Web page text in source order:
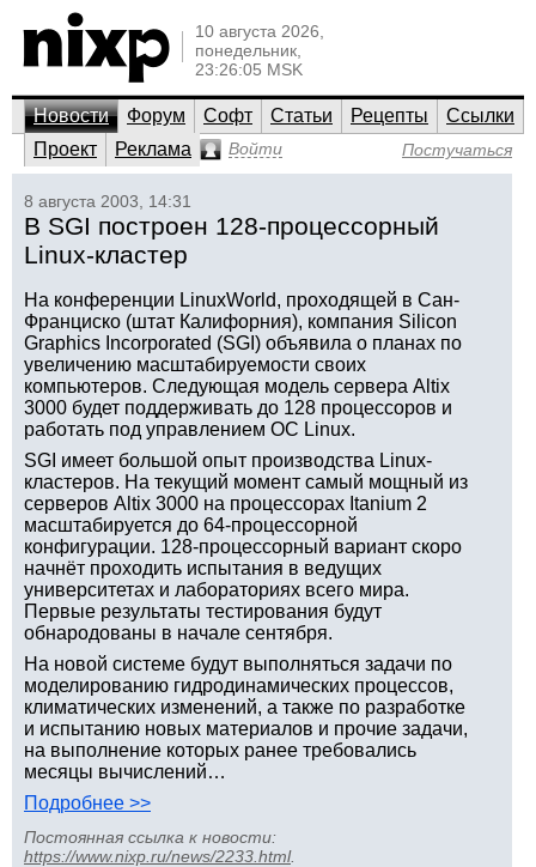
10 августа 2026,
понедельник,
23:26:05 MSK
Новости Форум Софт Статьи Рецепты
Ссылки
Проект
Реклама Войти Постучаться
8 августа 2003, 14:31
В SGI построен 128-процессорный
Linux-кластер
На конференции LinuxWorld, проходящей в Сан-
Франциско (штат Калифорния), компания Silicon
Graphics Incorporated (SGI) объявила о планах по
увеличению масштабируемости своих
компьютеров. Следующая модель сервера Altix
3000 будет поддерживать до 128 процессоров и
работать под управлением ОС Linux.
SGI имеет большой опыт производства Linux-
кластеров. На текущий момент самый мощный из
серверов Altix 3000 на процессорах Itanium 2
масштабируется до 64-процессорной
конфигурации. 128-процессорный вариант скоро
начнёт проходить испытания в ведущих
университетах и лабораториях всего мира.
Первые результаты тестирования будут
обнародованы в начале сентября.
На новой системе будут выполняться задачи по
моделированию гидродинамических процессов,
климатических изменений, а также по разработке
и испытанию новых материалов и прочие задачи,
на выполнение которых ранее требовались
месяцы вычислений…
Подробнее >>
Постоянная ссылка к новости:
https://www.nixp.ru/news/2233.html.